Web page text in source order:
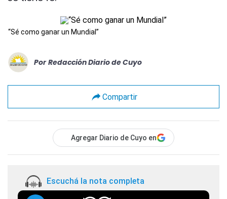
“Sé como ganar un Mundial”
Por Redacción Diario de Cuyo
Compartir
Agregar Diario de Cuyo en
Escuchá la nota completa